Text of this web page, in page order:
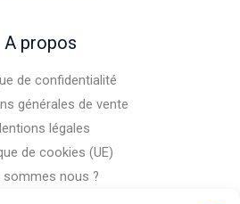
A propos
de confidentialité
générales de vente
légales
de cookies (UE)
sommes nous ?